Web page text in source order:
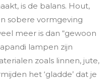
is de balans. Hout,
sobere vormgeving
meer is dan “gewoon
lampen zijn
zoals linnen, jute,
het ‘gladde’ dat je